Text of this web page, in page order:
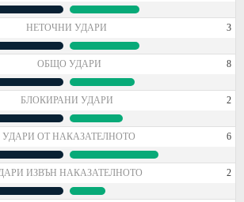
НЕТОЧНИ УДАРИ 3
ОБЩО УДАРИ 8
БЛОКИРАНИ УДАРИ 2
УДАРИ ОТ НАКАЗАТЕЛНОТО 6
ИЗВЪН НАКАЗАТЕЛНОТО 2